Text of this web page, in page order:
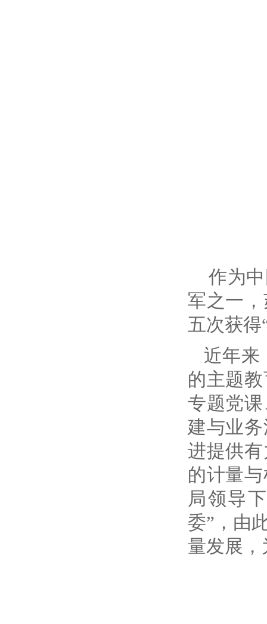
作为
军之一
五次获得
近年来
的主题
专题党
建与业
进提供
的计量
局领导
委”，由
量发展